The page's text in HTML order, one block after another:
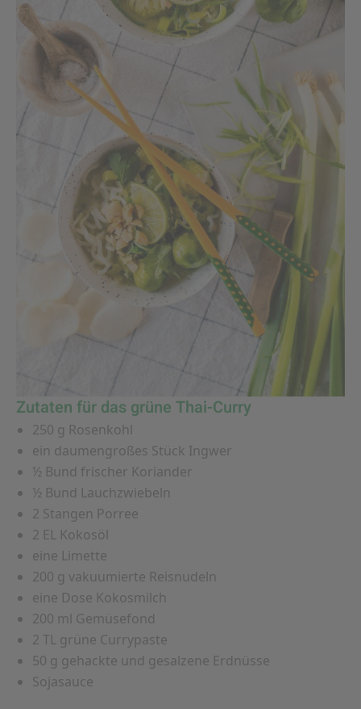
Zutaten für das grüne Thai-Curry
250 g Rosenkohl
ein daumengroßes Stück Ingwer
½ Bund frischer Koriander
½ Bund Lauchzwiebeln
2 Stangen Porree
2 EL Kokosöl
eine Limette
200 g vakuumierte Reisnudeln
eine Dose Kokosmilch
200 ml Gemüsefond
2 TL grüne Currypaste
50 g gehackte und gesalzene Erdnüsse
Sojasauce